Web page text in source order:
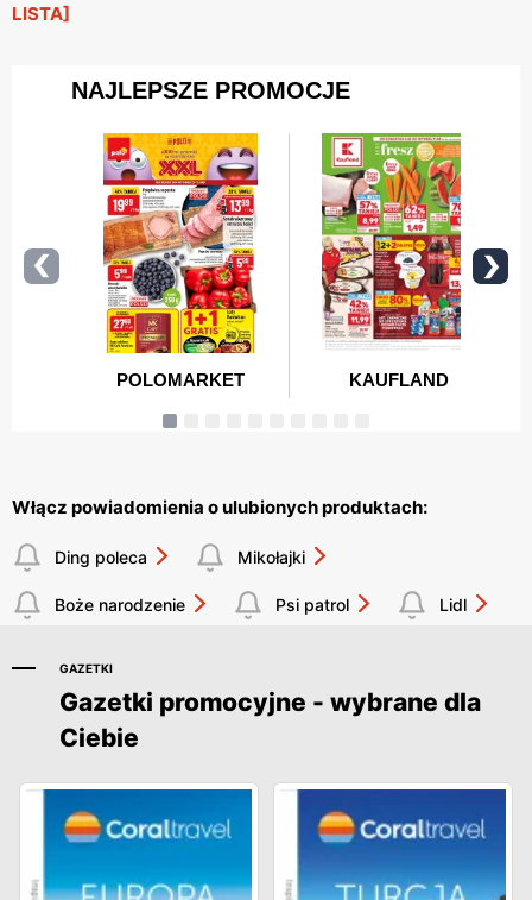
LISTA]
Włącz powiadomienia o ulubionych produktach:
Ding poleca Mikołajki
Boże narodzenie Psi patrol Lidl
GAZETKI
Gazetki promocyjne - wybrane dla
Ciebie